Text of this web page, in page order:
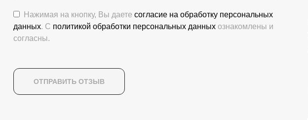
Нажимая на кнопку, Вы даете согласие на обработку персональных
данных. С политикой обработки персональных данных ознакомлены и
согласны.